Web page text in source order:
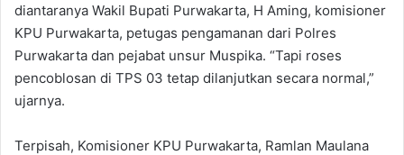
diantaranya Wakil Bupati Purwakarta, H Aming, komisioner
KPU Purwakarta, petugas pengamanan dari Polres
Purwakarta dan pejabat unsur Muspika. “Tapi roses
pencoblosan di TPS 03 tetap dilanjutkan secara normal,”
ujarnya.
Terpisah, Komisioner KPU Purwakarta, Ramlan Maulana